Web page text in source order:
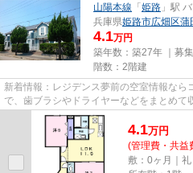
山陽本線 「姫路 」駅
兵庫県姫路市広畑区蒲
4.1万円
築年数：築27年 ｜募集
階数：2階建
新着情報：レジデンス夢前の空室情報な
で、歯ブラシやドライヤーなどをまとめて
ホンを使用して訪問者の顔を確...
4.1万円
(管理費・共益
敷：0ヶ月｜礼